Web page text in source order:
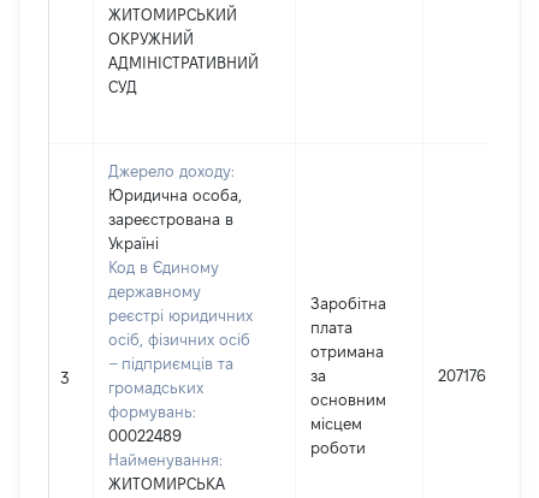
ЖИТОМИРСЬКИЙ
ОКРУЖНИЙ
АДМІНІСТРАТИВНИЙ
СУД
3
Джерело доходу:
Юридична особа,
зареєстрована в
Україні
Код в Єдиному
державному
реєстрі юридичних
осіб, фізичних осіб
– підприємців та
громадських
формувань:
00022489
Найменування:
ЖИТОМИРСЬКА
Заробітна
плата
отримана
за
основним
місцем
роботи
207176